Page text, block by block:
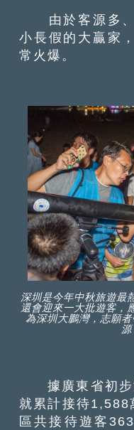
由於客源多、
小長假的大贏家
常火爆。
深圳是今年中秋旅遊最
還會迎來一大批遊客，
為深圳大鵬灣，志願
源
據廣東省初步
就累計接待1,588
區共接待遊客